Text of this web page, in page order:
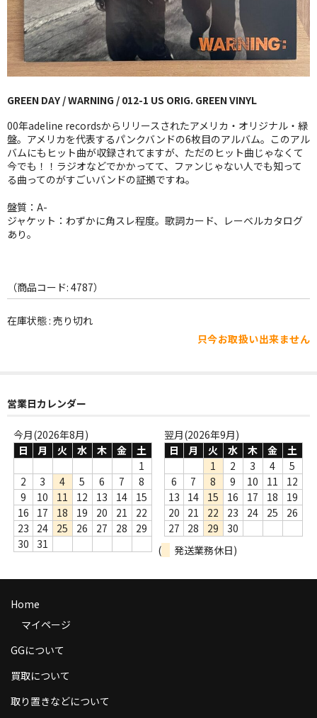
全商品
JAZZ-US
BLUE NOTE
JAZZ-EU
JAZZ-JP
JAZZ-VOCAL
ROCK
WORLD
その他
Webのみ no.1
Webのみ no.2
Webのみ no.4
売り切れ
Help
送料
商品の発送
返品
コンディション
GREEN DAY / WARNING / 012-1 US ORIG. GREEN VINYL
00年adeline recordsからリリースされたアメリカ・オリジナル・緑
盤。アメリカを代表するパンクバンドの6枚目のアルバム。このアル
バムにもヒット曲が収録されてますが、ただのヒット曲じゃなくて
今でも！！ラジオなどでかかってて、ファンじゃない人でも知って
る曲ってのがすごいバンドの証拠ですね。
盤質：A-
ジャケット：わずかに角スレ程度。歌詞カード、レーベルカタログ
あり。
（商品コード: 4787）
在庫状態 : 売り切れ
只今お取扱い出来ません
営業日カレンダー
今月(2026年8月)
日
月 火 水 木 金
土
1
2
3 4 5 6 7
8
9
10 11 12 13 14
15
16
17 18 19 20 21
22
23
24 25 26 27 28
29
30
31
翌月(2026年9月)
日
月 火 水 木 金
土
1
2 3 4
5
6
7 8 9 10 11
12
13
14 15 16 17 18
19
20
21 22 23 24 25
26
27
28 29
30
(
発送業務休日)
Home
マイページ
GGについて
買取について
取り置きなどについて